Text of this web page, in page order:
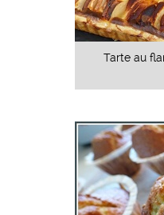
Tarte au